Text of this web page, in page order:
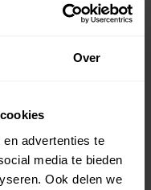
Over
advertenties te
media te bieden
Ook delen we